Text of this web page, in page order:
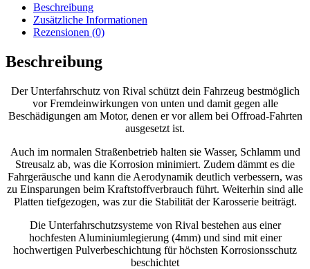
Shogun
3,2;
3,8
Türer)
Menge
Beschreibung
Zusätzliche Informationen
Rezensionen (0)
Beschreibung
Der Unterfahrschutz von Rival schützt dein Fahrzeug bestmöglich
vor Fremdeinwirkungen von unten und damit gegen alle
Beschädigungen am Motor, denen er vor allem bei Offroad-Fahrten
ausgesetzt ist.
Auch im normalen Straßenbetrieb halten sie Wasser, Schlamm und
Streusalz ab, was die Korrosion minimiert. Zudem dämmt es die
Fahrgeräusche und kann die Aerodynamik deutlich verbessern, was
zu Einsparungen beim Kraftstoffverbrauch führt. Weiterhin sind alle
Platten tiefgezogen, was zur die Stabilität der Karosserie beiträgt.
Die Unterfahrschutzsysteme von Rival bestehen aus einer
hochfesten Aluminiumlegierung (4mm) und sind mit einer
hochwertigen Pulverbeschichtung für höchsten Korrosionsschutz
beschichtet